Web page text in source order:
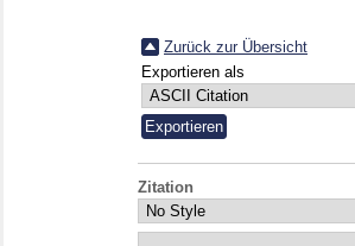
Zurück zur Übersicht
Exportieren als
Zitation